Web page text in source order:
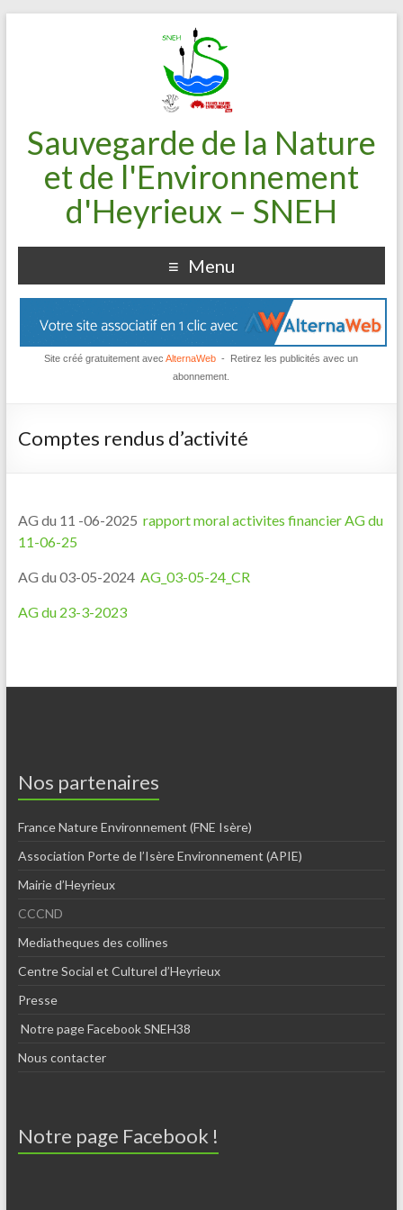
Sauvegarde de la Nature
et de l'Environnement
d'Heyrieux – SNEH
Menu
Site créé gratuitement avecAlternaWeb - Retirez les publicités avec un
abonnement.
Comptes rendus d’activité
AG du 11 -06-2025 rapport moral activites financier AG du
11-06-25
AG du 03-05-2024 AG_03-05-24_CR
AG du 23-3-2023
Nos partenaires
France Nature Environnement (FNE Isère)
Association Porte de l’Isère Environnement (APIE)
Mairie d’Heyrieux
CCCND
Mediatheques des collines
Centre Social et Culturel d’Heyrieux
Presse
Notre page Facebook SNEH38
Nous contacter
Notre page Facebook !